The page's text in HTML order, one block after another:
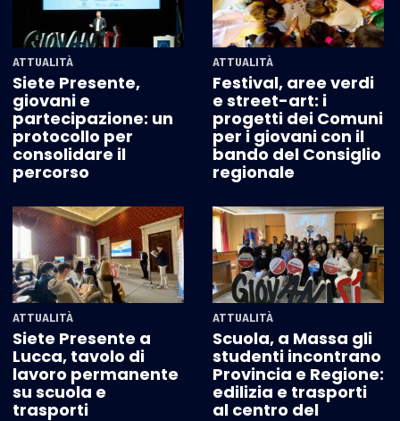
ATTUALITÀ
Siete Presente,
giovani e
partecipazione: un
protocollo per
consolidare il
percorso
ATTUALITÀ
Festival, aree verdi
e street-art: i
progetti dei Comuni
per i giovani con il
bando del Consiglio
regionale
ATTUALITÀ
Siete Presente a
Lucca, tavolo di
lavoro permanente
su scuola e
trasporti
ATTUALITÀ
Scuola, a Massa gli
studenti incontrano
Provincia e Regione:
edilizia e trasporti
al centro del